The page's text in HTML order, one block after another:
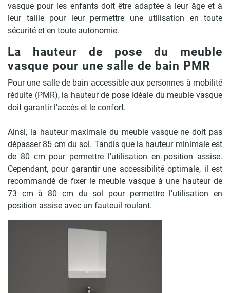
vasque pour les enfants doit être adaptée à leur âge et à
leur taille pour leur permettre une utilisation en toute
sécurité et en toute autonomie.
La hauteur de pose du meuble
vasque pour une salle de bain PMR
Pour une salle de bain accessible aux personnes à mobilité
réduite (PMR), la hauteur de pose idéale du meuble vasque
doit garantir l'accès et le confort.
Ainsi, la hauteur maximale du meuble vasque ne doit pas
dépasser 85 cm du sol. Tandis que la hauteur minimale est
de 80 cm pour permettre l'utilisation en position assise.
Cependant, pour garantir une accessibilité optimale, il est
recommandé de fixer le meuble vasque à une hauteur de
73 cm à 80 cm du sol pour permettre l'utilisation en
position assise avec un fauteuil roulant.